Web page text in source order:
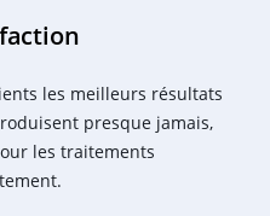
les meilleurs résultats
presque jamais,
les traitements